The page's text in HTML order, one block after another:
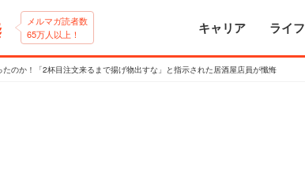
メルマガ読者数
65万人以上！
キャリア ライフ
たのか！「2杯目注文来るまで揚げ物出すな」と指示された居酒屋店員が懺悔